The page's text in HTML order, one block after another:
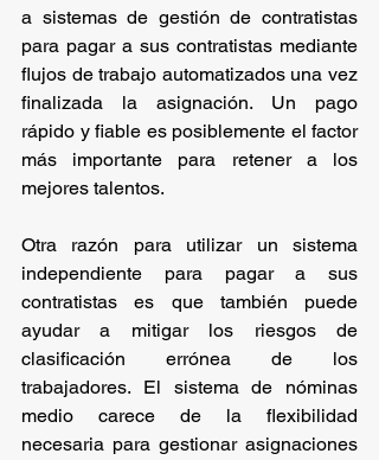
a sistemas de gestión de contratistas
para pagar a sus contratistas mediante
flujos de trabajo automatizados una vez
finalizada la asignación. Un pago
rápido y fiable es posiblemente el factor
más importante para retener a los
mejores talentos.
Otra razón para utilizar un sistema
independiente para pagar a sus
contratistas es que también puede
ayudar a mitigar los riesgos de
clasificación errónea de los
trabajadores. El sistema de nóminas
medio carece de la flexibilidad
necesaria para gestionar asignaciones